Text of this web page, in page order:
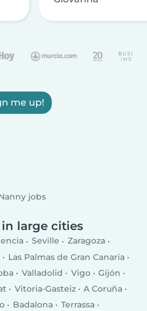
me up!
jobs
large cities
Seville
Zaragoza
Las Palmas de Gran Canaria
Valladolid Vigo
Gijón
Vitoria-Gasteiz
A Coruña
Badalona
Terrassa